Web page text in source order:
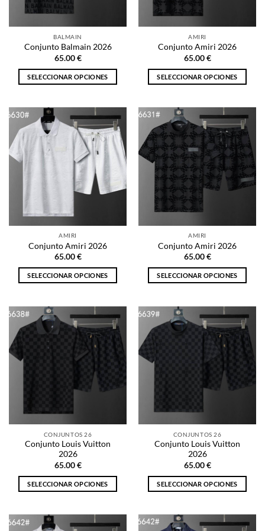
elegir
en
la
página
de
elegir
en
la
página
de
BALMAIN
Conjunto Balmain 2026
65.00€
SELECCIONAR OPCIONES
tiene
múltiples
variantes.
Las
opciones
se
pueden
en
la
página
de
AMIRI
Conjunto Amiri 2026
65.00€
SELECCIONAR OPCIONES
tiene
múltiples
variantes.
Las
opciones
se
pueden
elegir
en
la
página
de
AMIRI
Conjunto Amiri 2026
65.00€
SELECCIONAR OPCIONES
tiene
múltiples
variantes.
opciones
pueden
en
la
página
de
producto
AMIRI
Conjunto Amiri 2026
65.00€
SELECCIONAR OPCIONES
tiene
múltiples
variantes.
opciones
pueden
en
la
página
de
producto
CONJUNTOS 26
Conjunto Louis Vuitton
2026
65.00€
SELECCIONAR OPCIONES
tiene
CONJUNTOS 26
Conjunto Louis Vuitton
2026
65.00€
SELECCIONAR OPCIONES
tiene